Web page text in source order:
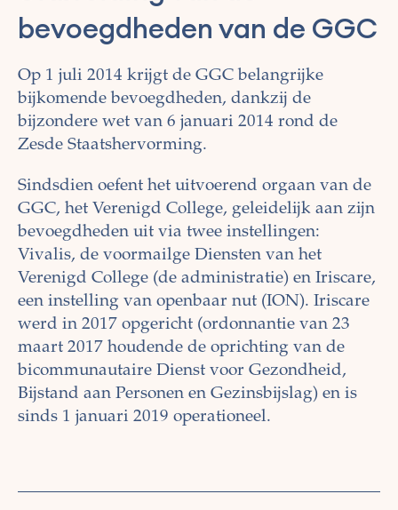
bevoegdheden van de GGC
Op 1 juli 2014 krijgt de GGC belangrijke
bijkomende bevoegdheden, dankzij de
bijzondere wet van 6 januari 2014 rond de
Zesde Staatshervorming.
Sindsdien oefent het uitvoerend orgaan van de
GGC, het Verenigd College, geleidelijk aan zijn
bevoegdheden uit via twee instellingen:
Vivalis, de voormailge Diensten van het
Verenigd College (de administratie) en Iriscare,
een instelling van openbaar nut (ION). Iriscare
werd in 2017 opgericht (ordonnantie van 23
maart 2017 houdende de oprichting van de
bicommunautaire Dienst voor Gezondheid,
Bijstand aan Personen en Gezinsbijslag) en is
sinds 1 januari 2019 operationeel.